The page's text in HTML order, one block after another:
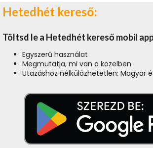
Hetedhét kereső:
Töltsd le a Hetedhét kereső mobil
Egyszerű használat
Megmutatja, mi van a közelben
Utazáshoz nélkülözhetetlen: Magyar